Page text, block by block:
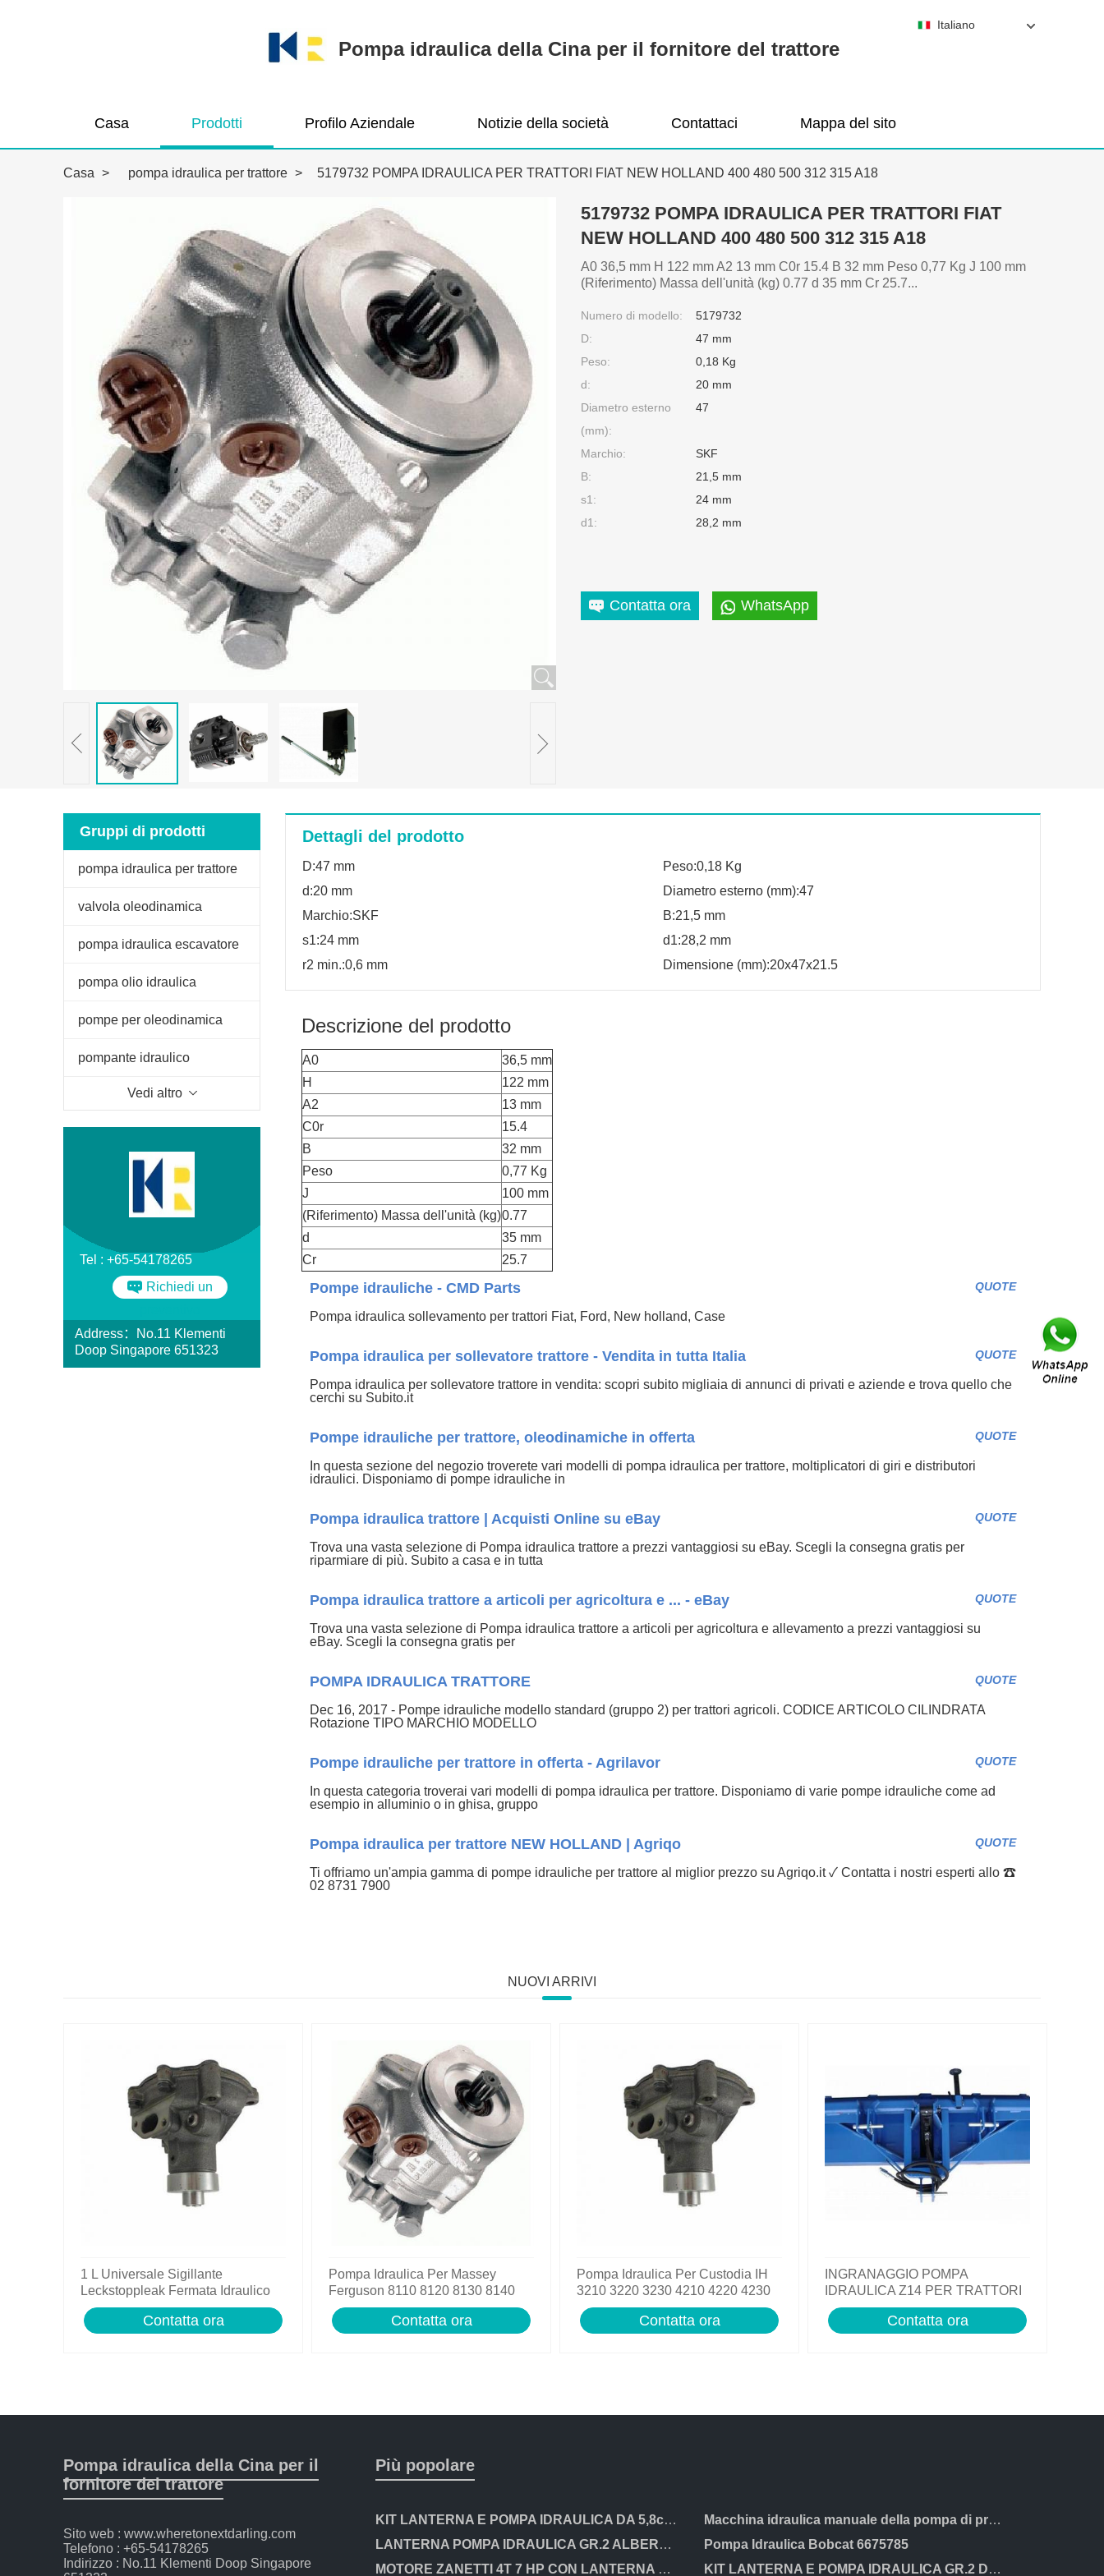
Pompa idraulica della Cina per il fornitore del trattore
Casa Prodotti Profilo Aziendale Notizie della società Contattaci Mappa del sito
Italiano
Casa > pompa idraulica per trattore > 5179732 POMPA IDRAULICA PER TRATTORI FIAT NEW HOLLAND 400 480 500 312 315 A18
5179732 POMPA IDRAULICA PER TRATTORI FIAT
NEW HOLLAND 400 480 500 312 315 A18
A0 36,5 mm H 122 mm A2 13 mm C0r 15.4 B 32 mm Peso 0,77 Kg J 100 mm
(Riferimento) Massa dell'unità (kg) 0.77 d 35 mm Cr 25.7...
Numero di modello:
5179732
D:
47 mm
Peso:
0,18 Kg
d:
20 mm
Diametro esterno
(mm):
47
Marchio:
SKF
B:
21,5 mm
s1:
24 mm
d1:
28,2 mm
Contatta ora WhatsApp
Gruppi di prodotti
pompa idraulica per trattore
valvola oleodinamica
pompa idraulica escavatore
pompa olio idraulica
pompe per oleodinamica
pompante idraulico
Vedi altro
Tel : +65-54178265
Richiedi un
Address：No.11 Klementi
Doop Singapore 651323
Dettagli del prodotto
D:47 mm
Peso:0,18 Kg
d:20 mm
Diametro esterno (mm):47
Marchio:SKF
B:21,5 mm
s1:24 mm
d1:28,2 mm
r2 min.:0,6 mm
Dimensione (mm):20x47x21.5
Descrizione del prodotto
A0
36,5 mm
H
122 mm
A2
13 mm
C0r
15.4
B
32 mm
Peso
0,77 Kg
J
100 mm
(Riferimento) Massa dell'unità (kg)0.77
d
35 mm
Cr
25.7
QUOTE
Pompe idrauliche - CMD Parts
Pompa idraulica sollevamento per trattori Fiat, Ford, New holland, Case
QUOTE
Pompa idraulica per sollevatore trattore - Vendita in tutta Italia
Pompa idraulica per sollevatore trattore in vendita: scopri subito migliaia di annunci di privati e aziende e trova quello che
cerchi su Subito.it
QUOTE
Pompe idrauliche per trattore, oleodinamiche in offerta
In questa sezione del negozio troverete vari modelli di pompa idraulica per trattore, moltiplicatori di giri e distributori
idraulici. Disponiamo di pompe idrauliche in
QUOTE
Pompa idraulica trattore | Acquisti Online su eBay
Trova una vasta selezione di Pompa idraulica trattore a prezzi vantaggiosi su eBay. Scegli la consegna gratis per
riparmiare di più. Subito a casa e in tutta
QUOTE
Pompa idraulica trattore a articoli per agricoltura e ... - eBay
Trova una vasta selezione di Pompa idraulica trattore a articoli per agricoltura e allevamento a prezzi vantaggiosi su
eBay. Scegli la consegna gratis per
QUOTE
POMPA IDRAULICA TRATTORE
Dec 16, 2017 - Pompe idrauliche modello standard (gruppo 2) per trattori agricoli. CODICE ARTICOLO CILINDRATA
Rotazione TIPO MARCHIO MODELLO
QUOTE
Pompe idrauliche per trattore in offerta - Agrilavor
In questa categoria troverai vari modelli di pompa idraulica per trattore. Disponiamo di varie pompe idrauliche come ad
esempio in alluminio o in ghisa, gruppo
QUOTE
Pompa idraulica per trattore NEW HOLLAND | Agriqo
Ti offriamo un'ampia gamma di pompe idrauliche per trattore al miglior prezzo su Agriqo.it ✓ Contatta i nostri esperti allo ☎
02 8731 7900
NUOVI ARRIVI
1 L Universale Sigillante
Leckstoppleak Fermata Idraulico
Per Idraulico Sistema
Contatta ora
Pompa Idraulica Per Massey
Ferguson 8110 8120 8130 8140
8150 8160 Trattori
Contatta ora
Pompa Idraulica Per Custodia IH
3210 3220 3230 4210 4220 4230
4240 Trattori
Contatta ora
INGRANAGGIO POMPA
IDRAULICA Z14 PER TRATTORI
SAME 0.065.1958.0/30
Contatta ora
Pompa idraulica della Cina per il
fornitore del trattore
Sito web : www.wheretonextdarling.com
Telefono : +65-54178265
Indirizzo : No.11 Klementi Doop Singapore
Più popolare
KIT LANTERNA E POMPA IDRAULICA DA 5,8cc PER MOTORI HONDA GX200 E CLONI
Macchina idraulica manuale della pompa di prova del tester della pressione D3B5
LANTERNA POMPA IDRAULICA GR.2 ALBERO CILINDRICO DA 25mm PER MOTORI HONDA ecc
Pompa Idraulica Bobcat 6675785
MOTORE ZANETTI 4T 7 HP CON LANTERNA E POMPA IDRAULICA GRUPPO 2. OLEODINAMICA
KIT LANTERNA E POMPA IDRAULICA GR.2 DA 10cc LOMBARDINI INTERMOTOR ACME FLANGIA